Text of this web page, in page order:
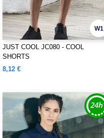
W1
JUST COOL JC080 - COOL
SHORTS
8,12 €